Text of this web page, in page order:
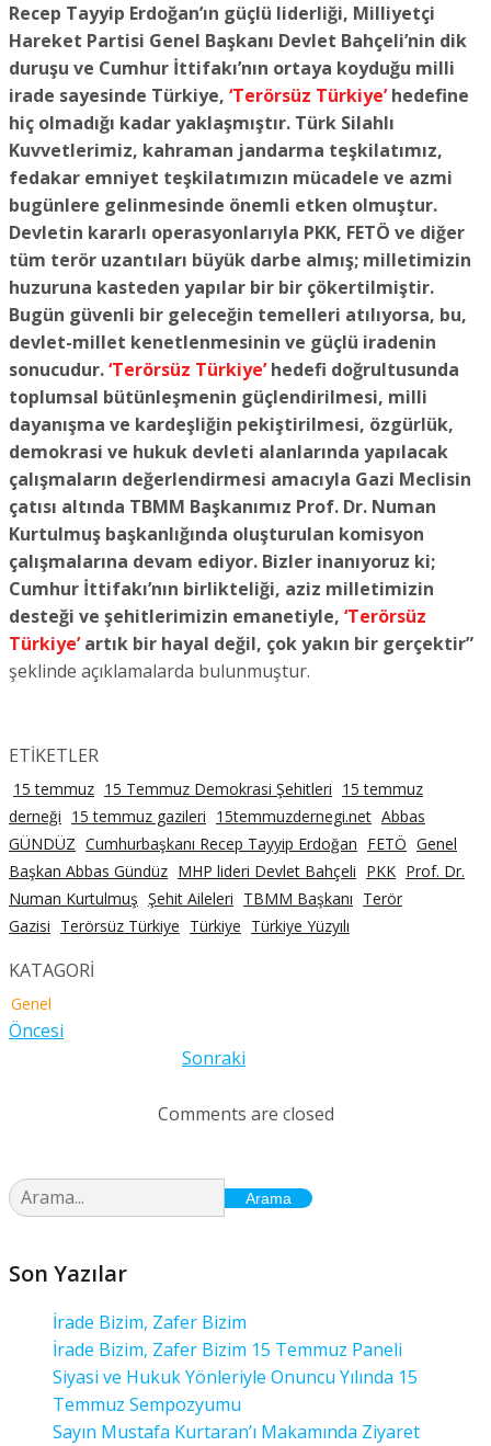
Recep Tayyip Erdoğan’ın güçlü liderliği, Milliyetçi
Hareket Partisi Genel Başkanı Devlet Bahçeli’nin dik
duruşu ve Cumhur İttifakı’nın ortaya koyduğu milli
irade sayesinde Türkiye, ‘Terörsüz Türkiye’hedefine
hiç olmadığı kadar yaklaşmıştır. Türk Silahlı
Kuvvetlerimiz, kahraman jandarma teşkilatımız,
fedakar emniyet teşkilatımızın mücadele ve azmi
bugünlere gelinmesinde önemli etken olmuştur.
Devletin kararlı operasyonlarıyla PKK, FETÖ ve diğer
tüm terör uzantıları büyük darbe almış; milletimizin
huzuruna kasteden yapılar bir bir çökertilmiştir.
Bugün güvenli bir geleceğin temelleri atılıyorsa, bu,
devlet-millet kenetlenmesinin ve güçlü iradenin
sonucudur.‘Terörsüz Türkiye’hedefi doğrultusunda
toplumsal bütünleşmenin güçlendirilmesi, milli
dayanışma ve kardeşliğin pekiştirilmesi, özgürlük,
demokrasi ve hukuk devleti alanlarında yapılacak
çalışmaların değerlendirmesi amacıyla Gazi Meclisin
çatısı altında TBMM Başkanımız Prof. Dr. Numan
Kurtulmuş başkanlığında oluşturulan komisyon
çalışmalarına devam ediyor. Bizler inanıyoruz ki;
Cumhur İttifakı’nın birlikteliği, aziz milletimizin
desteği ve şehitlerimizin emanetiyle, ‘Terörsüz
Türkiye’artık bir hayal değil, çok yakın bir gerçektir”
şeklinde açıklamalarda bulunmuştur.
ETİKETLER
15 temmuz 15 Temmuz Demokrasi Şehitleri 15 temmuz
derneği 15 temmuz gazileri 15temmuzdernegi.net Abbas
GÜNDÜZ Cumhurbaşkanı Recep Tayyip Erdoğan FETÖ Genel
Başkan Abbas Gündüz MHP lideri Devlet Bahçeli PKK Prof. Dr.
Numan Kurtulmuş Şehit Aileleri TBMM Başkanı Terör
Gazisi Terörsüz Türkiye Türkiye Türkiye Yüzyılı
KATAGORİ
Genel
Öncesi
Sonraki
Comments are closed
Arama
Son Yazılar
İrade Bizim, Zafer Bizim
İrade Bizim, Zafer Bizim 15 Temmuz Paneli
Siyasi ve Hukuk Yönleriyle Onuncu Yılında 15
Temmuz Sempozyumu
Sayın Mustafa Kurtaran’ı Makamında Ziyaret